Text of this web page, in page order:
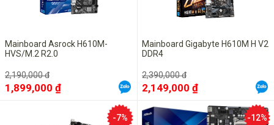
Mainboard Asrock H610M-
HVS/M.2 R2.0
2,190,000 đ
1,899,000 ₫
Mainboard Gigabyte H610M H V2
DDR4
2,390,000 đ
2,149,000 ₫
-7% -12%